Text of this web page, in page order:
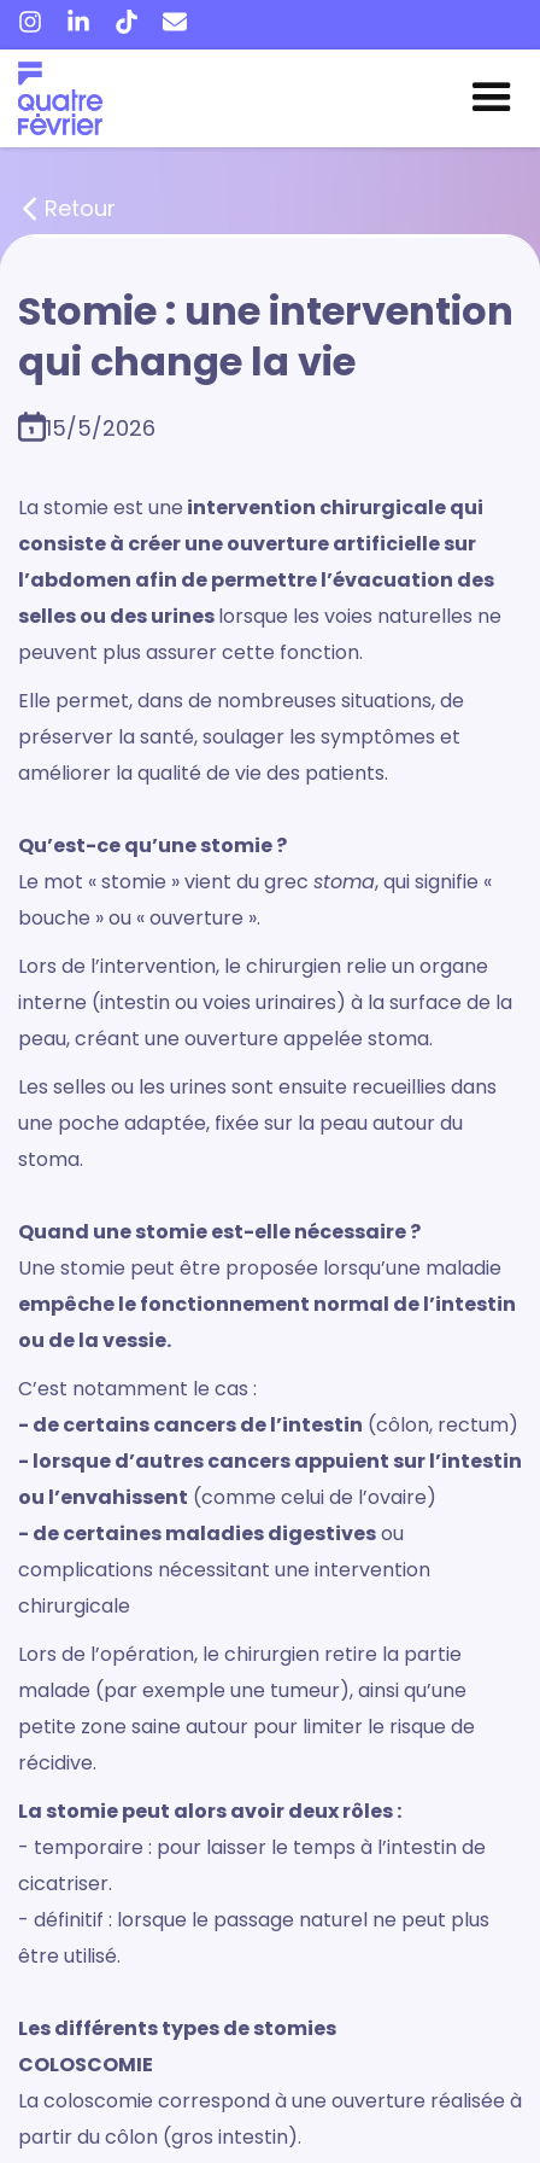
Retour
Stomie : une intervention
qui change la vie
15/5/2026
La stomie est une intervention chirurgicale qui
consiste à créer une ouverture artificielle sur
l’abdomen afin de permettre l’évacuation des
selles ou des urineslorsque les voies naturelles ne
peuvent plus assurer cette fonction.
Elle permet, dans de nombreuses situations, de
préserver la santé, soulager les symptômes et
améliorer la qualité de vie des patients.
Qu’est-ce qu’une stomie ?
Le mot « stomie » vient du grec stoma, qui signifie «
bouche » ou « ouverture ».
Lors de l’intervention, le chirurgien relie un organe
interne (intestin ou voies urinaires) à la surface de la
peau, créant une ouverture appelée stoma.
Les selles ou les urines sont ensuite recueillies dans
une poche adaptée, fixée sur la peau autour du
stoma.
Quand une stomie est-elle nécessaire ?
Une stomie peut être proposée lorsqu’une maladie
empêche le fonctionnement normal de l’intestin
ou de la vessie.
C’est notamment le cas :
- de certains cancers de l’intestin (côlon, rectum)
- lorsque d’autres cancers appuient sur l’intestin
ou l’envahissent (comme celui de l’ovaire)
- de certaines maladies digestivesou
complications nécessitant une intervention
chirurgicale
Lors de l’opération, le chirurgien retire la partie
malade (par exemple une tumeur), ainsi qu’une
petite zone saine autour pour limiter le risque de
récidive.
La stomie peut alors avoir deux rôles :
- temporaire : pour laisser le temps à l’intestin de
cicatriser.
- définitif : lorsque le passage naturel ne peut plus
être utilisé.
Les différents types de stomies
COLOSCOMIE
La coloscomie correspond à une ouverture réalisée à
partir du côlon (gros intestin).